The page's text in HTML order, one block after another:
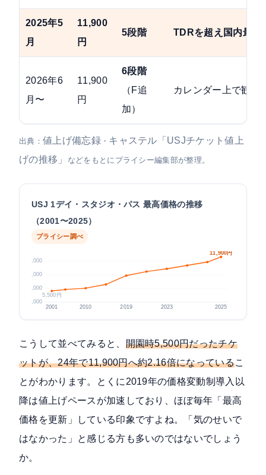
2025年5
月
11,900
円
5段階 TDRを超え国内最高
2026年6
月〜
11,900
円
6段階
（F追
加）
カレンダー上で観測
出典： 値上げ備忘録・ キャステル「USJチケット値上
げの推移」
などをもとにプライシー編集部が整理。
USJ 1デイ・スタジオ・パス 最高価格の推移
（2001〜2025）
プライシー調べ
12,000
9,000
6,000
3,000
2001
2010 2019 2023 2025
11,900円
5,500円
こうして並べてみると、 開園時5,500円だったチケ
ットが、24年で11,900円へ約2.16倍になっているこ
とがわかります。とくに2019年の価格変動制導入以
降は値上げペースが加速しており、ほぼ毎年「最高
価格を更新」している印象ですよね。「気のせいで
はなかった」と感じる方も多いのではないでしょう
か。